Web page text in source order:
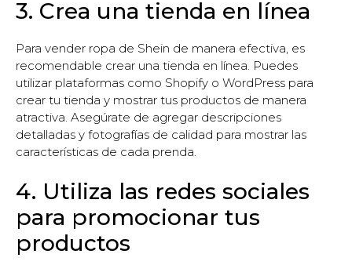
3. Crea una tienda en línea
Para vender ropa de Shein de manera efectiva, es
recomendable crear una tienda en línea. Puedes
utilizar plataformas como Shopify o WordPress para
crear tu tienda y mostrar tus productos de manera
atractiva. Asegúrate de agregar descripciones
detalladas y fotografías de calidad para mostrar las
características de cada prenda.
4. Utiliza las redes sociales
para promocionar tus
productos